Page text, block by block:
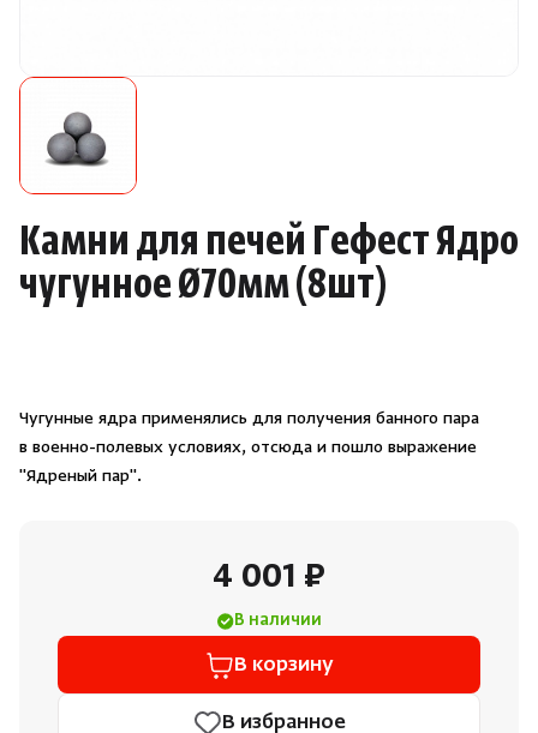
Запчасти
Отопление
Для хаммама
Душевые поддоны и системы слива
Камни для печей Гефест Ядро
чугунное Ø70мм(8шт)
Чугунные ядра применялись для получения банного пара
в военно-полевых условиях, отсюда и пошло выражение
"Ядреный пар".
4 001 ₽
В наличии
В корзину
В избранное